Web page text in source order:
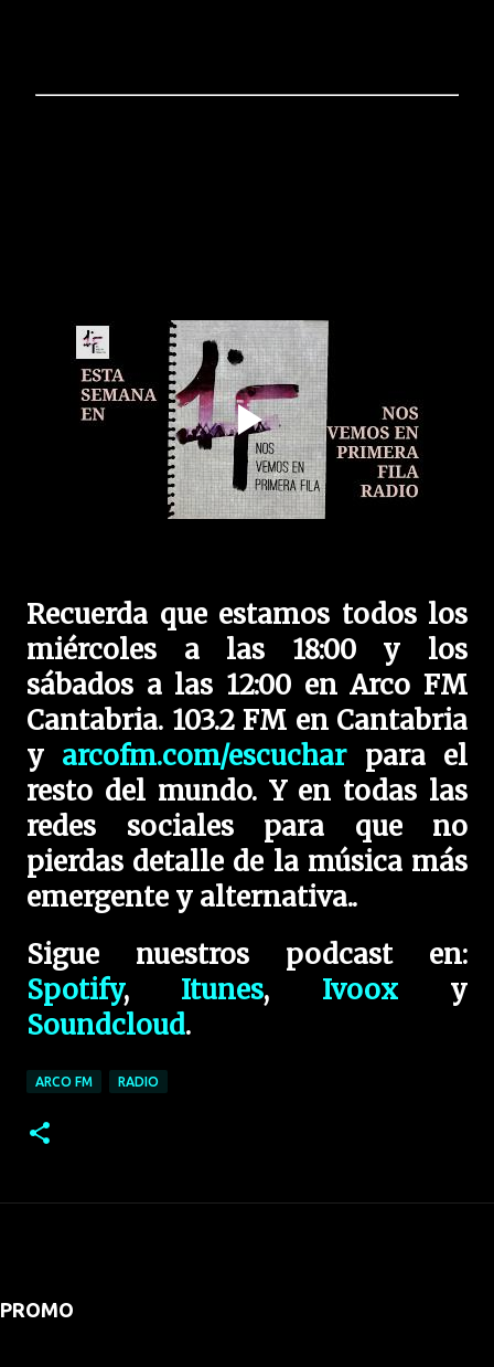
Recuerda que estamos todos los
miércoles a las 18:00 y los
sábados a las 12:00 en Arco FM
Cantabria. 103.2 FM en Cantabria
y arcofm.com/escucharpara el
resto del mundo. Y en todas las
redes sociales para que no
pierdas detalle de la música más
emergente y alternativa..
Sigue nuestros podcast en:
Spotify, Itunes, Ivooxy
Soundcloud.
ARCO FM RADIO
PROMO